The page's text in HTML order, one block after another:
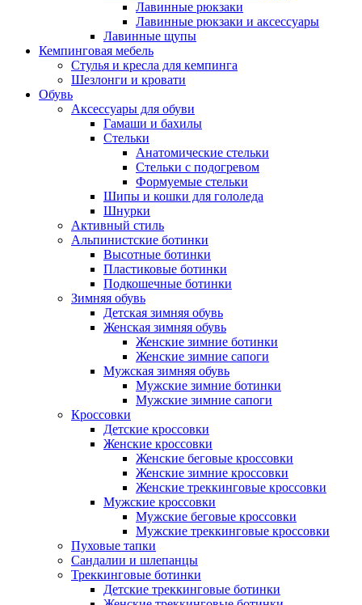
Лавинные рюкзаки
Лавинные рюкзаки и аксессуары
Лавинные щупы
Кемпинговая мебель
Стулья и кресла для кемпинга
Шезлонги и кровати
Обувь
Аксессуары для обуви
Гамаши и бахилы
Стельки
Анатомические стельки
Стельки с подогревом
Формуемые стельки
Шипы и кошки для гололеда
Шнурки
Активный стиль
Альпинистские ботинки
Высотные ботинки
Пластиковые ботинки
Подкошечные ботинки
Зимняя обувь
Детская зимняя обувь
Женская зимняя обувь
Женские зимние ботинки
Женские зимние сапоги
Мужская зимняя обувь
Мужские зимние ботинки
Мужские зимние сапоги
Кроссовки
Детские кроссовки
Женские кроссовки
Женские беговые кроссовки
Женские зимние кроссовки
Женские треккинговые кроссовки
Мужские кроссовки
Мужские беговые кроссовки
Мужские треккинговые кроссовки
Пуховые тапки
Сандалии и шлепанцы
Треккинговые ботинки
Детские треккинговые ботинки